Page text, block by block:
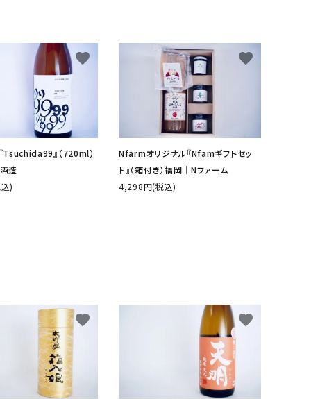
Tsuchida99』（720ml）
造
)
favorite
Nfarmオリジナル『Nfamギフトセッ
ト』（箱付き）福岡│Nファーム
4,298円(税込)
favorite
favorite favorite